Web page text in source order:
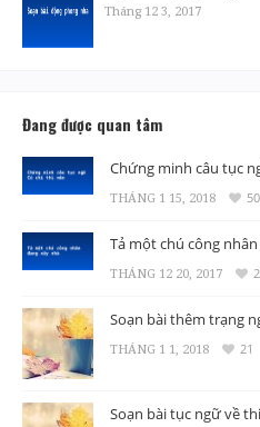
Tháng 12 3, 2017
Đang được quan tâm
Chứng minh câu tục
THÁNG 1 15, 2018 50
Tả một chú công
THÁNG 12 20, 2017
Soạn bài thêm trạng
THÁNG 1 1, 2018 21
Soạn bài tục ngữ về